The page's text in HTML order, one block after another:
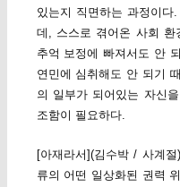
있는지 직면하는 과정이
데, 스스로 겪어온 사회 환
추억 보정에 빠져서도 안
연민에 심취해도 안 되기
의 일부가 되어있는 자신
조함이 필요하다.
[아재라서](김수박 / 사계
류의 어떤 일상화된 권력